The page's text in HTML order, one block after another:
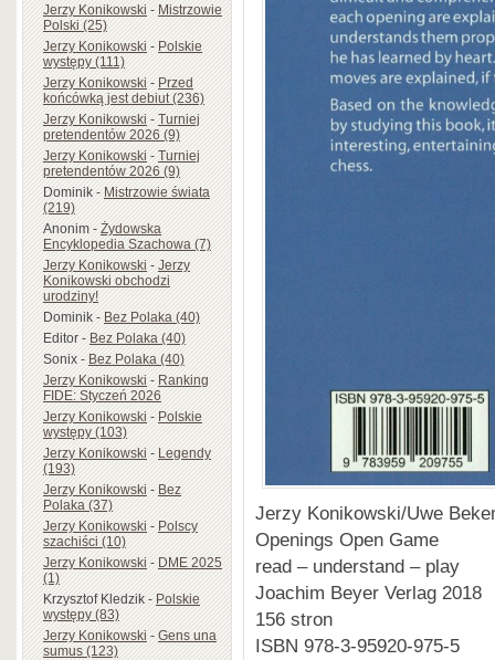
Jerzy Konikowski-Mistrzowie
Polski (25)
Jerzy Konikowski-Polskie
występy (111)
Jerzy Konikowski-Przed
końcówką jest debiut (236)
Jerzy Konikowski-Turniej
pretendentów 2026 (9)
Jerzy Konikowski-Turniej
pretendentów 2026 (9)
Dominik-Mistrzowie świata
(219)
Anonim-Żydowska
Encyklopedia Szachowa (7)
Jerzy Konikowski-Jerzy
Konikowski obchodzi
urodziny!
Dominik-Bez Polaka (40)
Editor-Bez Polaka (40)
Sonix-Bez Polaka (40)
Jerzy Konikowski-Ranking
FIDE: Styczeń 2026
Jerzy Konikowski-Polskie
występy (103)
Jerzy Konikowski-Legendy
(193)
Jerzy Konikowski-Bez
Polaka (37)
Jerzy Konikowski-Polscy
szachiści (10)
Jerzy Konikowski-DME 2025
(1)
Krzysztof Kledzik-Polskie
występy (83)
Jerzy Konikowski-Gens una
sumus (123)
Jerzy Konikowski/Uwe
Openings Open Game
read – understand – play
Joachim Beyer Verlag 2018
156 stron
ISBN 978-3-95920-975-5